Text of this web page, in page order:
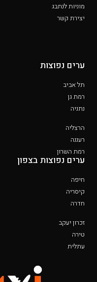
מוניות לנתבג
יצירת קשר
ערים נפוצות
תל אביב
רמת גן
נתניה
הרצליה
רעננה
רמת השרון
ערים נפוצות בצפון
חיפה
קיסריה
חדרה
זכרון יעקב
טירה
עתלית